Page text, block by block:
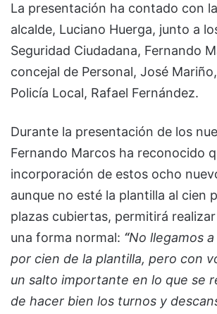
La presentación ha contado con
alcalde, Luciano Huerga, junto a
Seguridad Ciudadana, Fernando
concejal de Personal, José
Policía Local, Rafael Fernández.
Durante la presentación de los
Fernando Marcos ha reconocido
incorporación de estos ocho
aunque no esté la plantilla al cien
plazas cubiertas, permitirá
una forma normal: “No llegamos a
por cien de la plantilla, pero con
un salto importante en lo que se
de hacer bien los turnos y